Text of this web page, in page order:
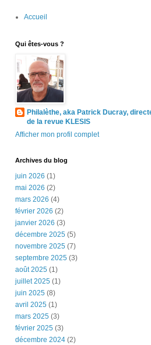
Accueil
Qui êtes-vous ?
Philalèthe, aka Patrick Ducray,
de la revue KLESIS
Afficher mon profil complet
Archives du blog
juin 2026 (1)
mai 2026 (2)
mars 2026 (4)
février 2026 (2)
janvier 2026 (3)
décembre 2025 (5)
novembre 2025 (7)
septembre 2025 (3)
août 2025 (1)
juillet 2025 (1)
juin 2025 (8)
avril 2025 (1)
mars 2025 (3)
février 2025 (3)
décembre 2024 (2)